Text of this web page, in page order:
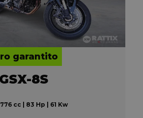
garantito
8S
cc | 83 Hp | 61 Kw